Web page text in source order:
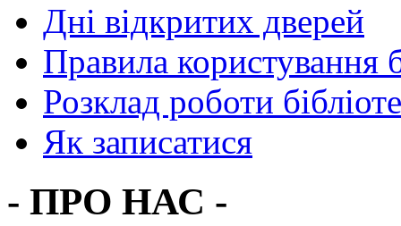
Дні відкритих дверей
Правила користування
Розклад роботи
Як записатися
- ПРО НАС -